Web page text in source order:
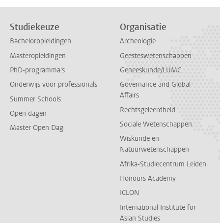
Studiekeuze
Bacheloropleidingen
Masteropleidingen
PhD-programma's
Onderwijs voor professionals
Summer Schools
Open dagen
Master Open Dag
Organisatie
Archeologie
Geesteswetenschappen
Geneeskunde/LUMC
Governance and Global
Affairs
Rechtsgeleerdheid
Sociale Wetenschappen
Wiskunde en
Natuurwetenschappen
Afrika-Studiecentrum Leiden
Honours Academy
ICLON
International Institute for
Asian Studies